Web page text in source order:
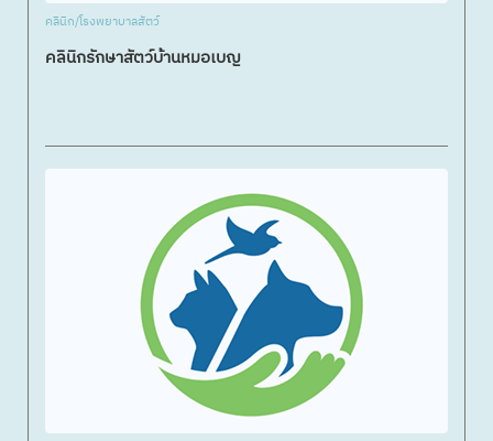
คลินิก/โรงพยาบาลสัตว์
คลินิกรักษาสัตว์บ้านหมอเบญ